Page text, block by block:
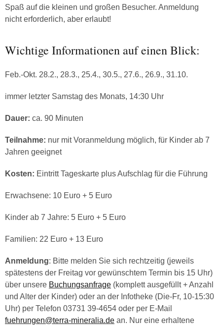
Spaß auf die kleinen und großen Besucher. Anmeldung
nicht erforderlich, aber erlaubt!
Wichtige Informationen auf einen Blick:
Feb.-Okt. 28.2., 28.3., 25.4., 30.5., 27.6., 26.9., 31.10.
immer letzter Samstag des Monats, 14:30 Uhr
Dauer: ca. 90 Minuten
Teilnahme: nur mit Voranmeldung möglich, für Kinder ab 7
Jahren geeignet
Kosten: Eintritt Tageskarte plus Aufschlag für die Führung
Erwachsene: 10 Euro + 5 Euro
Kinder ab 7 Jahre: 5 Euro + 5 Euro
Familien: 22 Euro + 13 Euro
Anmeldung: Bitte melden Sie sich rechtzeitig (jeweils
spätestens der Freitag vor gewünschtem Termin bis 15 Uhr)
über unsere Buchungsanfrage (komplett ausgefüllt + Anzahl
und Alter der Kinder) oder an der Infotheke (Die-Fr, 10-15:30
Uhr) per Telefon 03731 39-4654 oder per E-Mail
fuehrungen@terra-mineralia.de an. Nur eine erhaltene